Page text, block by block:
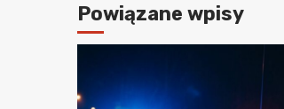
Powiązane wpisy